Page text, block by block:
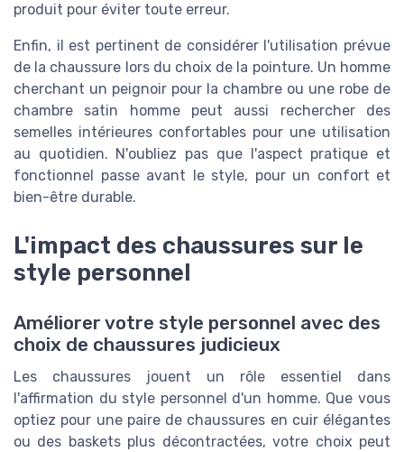
produit pour éviter toute erreur.
Enfin, il est pertinent de considérer l'utilisation prévue
de la chaussure lors du choix de la pointure. Un homme
cherchant un peignoir pour la chambre ou une robe de
chambre satin homme peut aussi rechercher des
semelles intérieures confortables pour une utilisation
au quotidien. N'oubliez pas que l'aspect pratique et
fonctionnel passe avant le style, pour un confort et
bien-être durable.
L'impact des chaussures sur le
style personnel
Améliorer votre style personnel avec des
choix de chaussures judicieux
Les chaussures jouent un rôle essentiel dans
l'affirmation du style personnel d'un homme. Que vous
optiez pour une paire de chaussures en cuir élégantes
ou des baskets plus décontractées, votre choix peut